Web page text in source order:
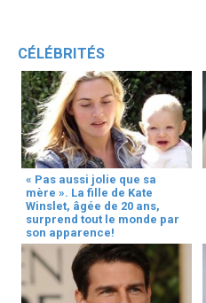
CÉLÉBRITÉS
« Pas aussi jolie que sa
mère ». La fille de Kate
Winslet, âgée de 20 ans,
surprend tout le monde par
son apparence!